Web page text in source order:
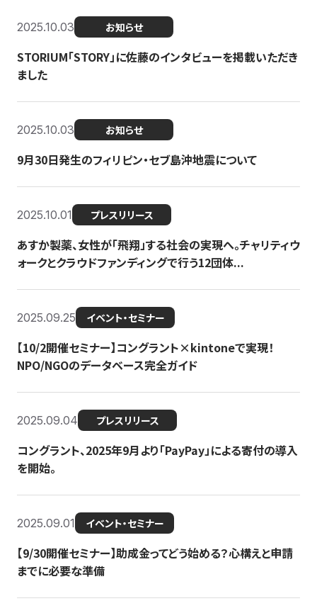
2025.10.03 お知らせ
STORIUM「STORY」に佐藤のインタビューを掲載いただき
ました
2025.10.03 お知らせ
9月30日発生のフィリピン・セブ島沖地震について
2025.10.01 プレスリリース
あすか製薬、女性が「飛翔」する社会の実現へ。チャリティウ
ォークとクラウドファンディングで行う12団体...
2025.09.25 イベント・セミナー
【10/2開催セミナー】コングラント×kintoneで実現！
NPO/NGOのデータベース完全ガイド
2025.09.04 プレスリリース
コングラント、2025年9月より「PayPay」による寄付の導入
を開始。
2025.09.01 イベント・セミナー
【9/30開催セミナー】助成金ってどう始める？心構えと申請
までに必要な準備